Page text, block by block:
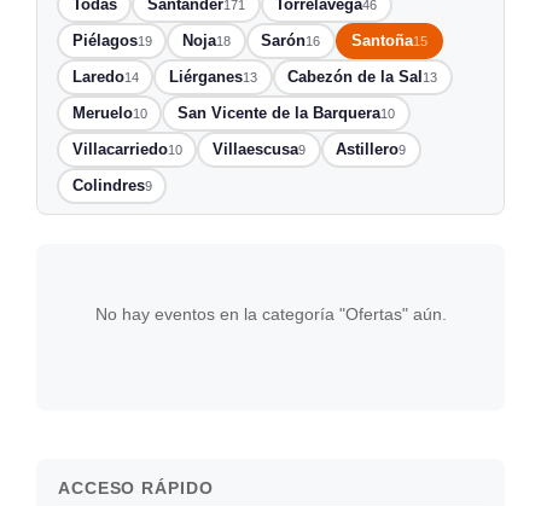
Todas Santander171 Torrelavega46
Piélagos19 Noja18 Sarón16 Santoña15
Laredo14 Liérganes13 Cabezón de la Sal 13
Meruelo10 San Vicente de la Barquera10
Villacarriedo10 Villaescusa9 Astillero9
Colindres9
No hay eventos en la categoría "Ofertas" aún.
ACCESO RÁPIDO